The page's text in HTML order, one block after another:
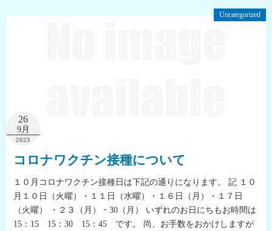
Uncategorized
26
9月
2023
コロナワクチン接種について
１０月コロナワクチン接種日は下記の通りになります。 記 １０
月１０日（火曜）・１１日（水曜）・１６日（月）・１７日
（火曜） ・２３（月）・30（月） いずれのお日にちもお時間は
15：15 15：30 15：45 です。 尚、お手数をおかけしますが